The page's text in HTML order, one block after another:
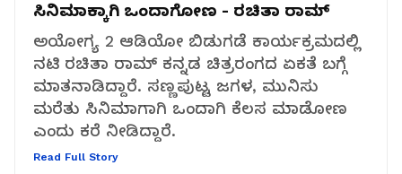
ಸಿನಿಮಾಕ್ಕಾಗಿ ಒಂದಾಗೋಣ - ರಚಿತಾ ರಾಮ್‌
ಅಯೋಗ್ಯ 2 ಆಡಿಯೋ ಬಿಡುಗಡೆ ಕಾರ್ಯಕ್ರಮದಲ್ಲಿ
ನಟಿ ರಚಿತಾ ರಾಮ್ ಕನ್ನಡ ಚಿತ್ರರಂಗದ ಏಕತೆ ಬಗ್ಗೆ
ಮಾತನಾಡಿದ್ದಾರೆ. ಸಣ್ಣಪುಟ್ಟ ಜಗಳ, ಮುನಿಸು
ಮರೆತು ಸಿನಿಮಾಗಾಗಿ ಒಂದಾಗಿ ಕೆಲಸ ಮಾಡೋಣ
ಎಂದು ಕರೆ ನೀಡಿದ್ದಾರೆ.
Read Full Story